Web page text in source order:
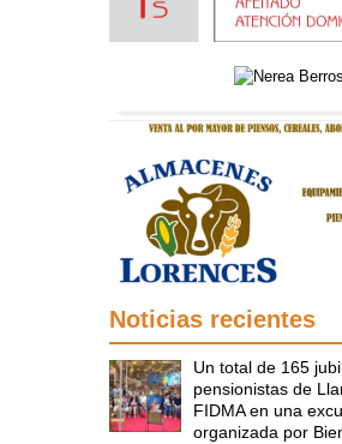
Noticias recientes
Un total de 165
pensionistas de
FIDMA en una
organizada por